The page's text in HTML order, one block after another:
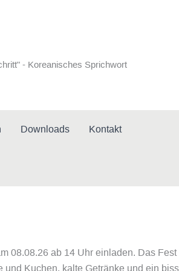
- Koreanisches Sprichwort
Downloads Kontakt
08.08.26 ab 14 Uhr einladen. Das Fest
und Kuchen, kalte Getränke und ein